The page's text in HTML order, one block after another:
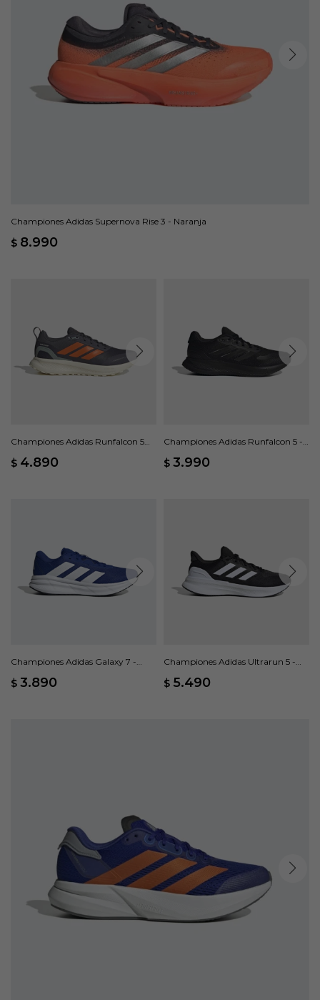
Championes Adidas Supernova Rise 3 - Naranja
$ 8.990
Championes Adidas Runfalcon 5
$ 4.890
Championes Adidas Runfalcon 5 -
$ 3.990
Championes Adidas Galaxy 7 -
$ 3.890
Championes Adidas Ultrarun 5 -
$ 5.490